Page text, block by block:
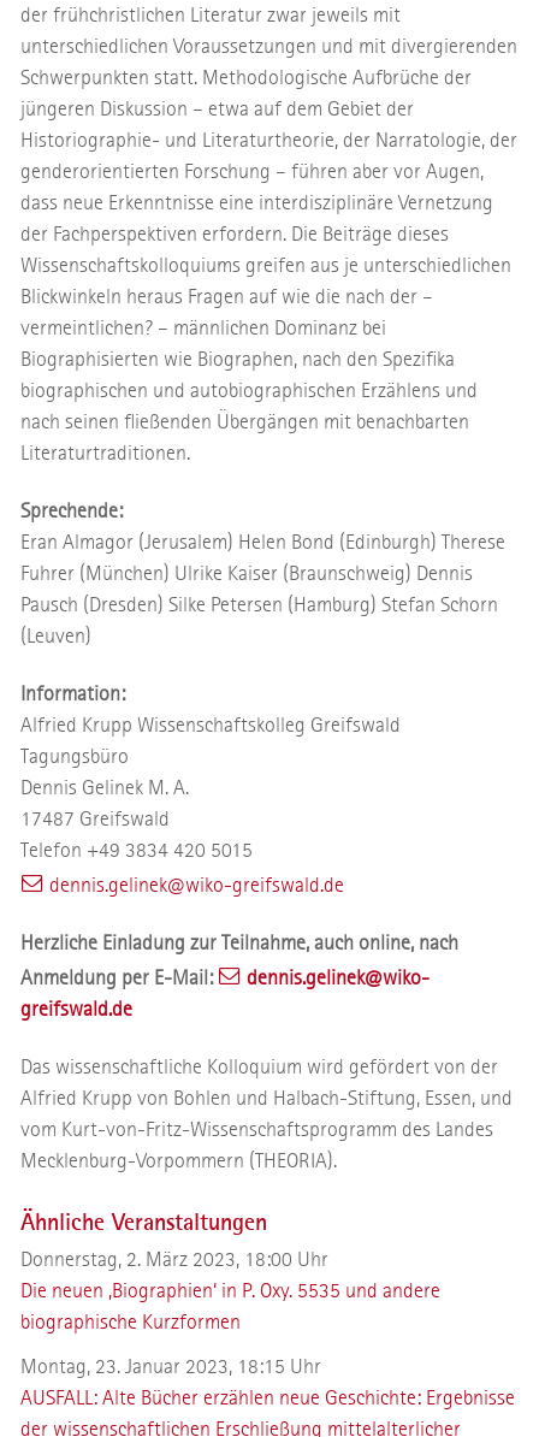
der frühchristlichen Literatur zwar jeweils mit
unterschiedlichen Voraussetzungen und mit divergierenden
Schwerpunkten statt. Methodologische Aufbrüche der
jüngeren Diskussion – etwa auf dem Gebiet der
Historiographie- und Literaturtheorie, der Narratologie, der
genderorientierten Forschung – führen aber vor Augen,
dass neue Erkenntnisse eine interdisziplinäre Vernetzung
der Fachperspektiven erfordern. Die Beiträge dieses
Wissenschaftskolloquiums greifen aus je unterschiedlichen
Blickwinkeln heraus Fragen auf wie die nach der –
vermeintlichen? – männlichen Dominanz bei
Biographisierten wie Biographen, nach den Spezifika
biographischen und autobiographischen Erzählens und
nach seinen fließenden Übergängen mit benachbarten
Literaturtraditionen.
Sprechende:
Eran Almagor (Jerusalem) Helen Bond (Edinburgh) Therese
Fuhrer (München) Ulrike Kaiser (Braunschweig) Dennis
Pausch (Dresden) Silke Petersen (Hamburg) Stefan Schorn
(Leuven)
Information:
Alfried Krupp Wissenschaftskolleg Greifswald
Tagungsbüro
Dennis Gelinek M. A.
17487 Greifswald
Telefon +49 3834 420 5015
dennis.gelinek@wiko-greifswald.de
Herzliche Einladung zur Teilnahme, auch online, nach
Anmeldung per E-Mail:
dennis.gelinek@wiko-
greifswald.de
Das wissenschaftliche Kolloquium wird gefördert von der
Alfried Krupp von Bohlen und Halbach-Stiftung, Essen, und
vom Kurt-von-Fritz-Wissenschaftsprogramm des Landes
Mecklenburg-Vorpommern (THEORIA).
Ähnliche Veranstaltungen
Donnerstag, 2. März 2023, 18:00 Uhr
Die neuen ‚Biographien‘ in P. Oxy. 5535 und andere
biographische Kurzformen
Montag, 23. Januar 2023, 18:15 Uhr
AUSFALL: Alte Bücher erzählen neue Geschichte: Ergebnisse
der wissenschaftlichen Erschließung mittelalterlicher